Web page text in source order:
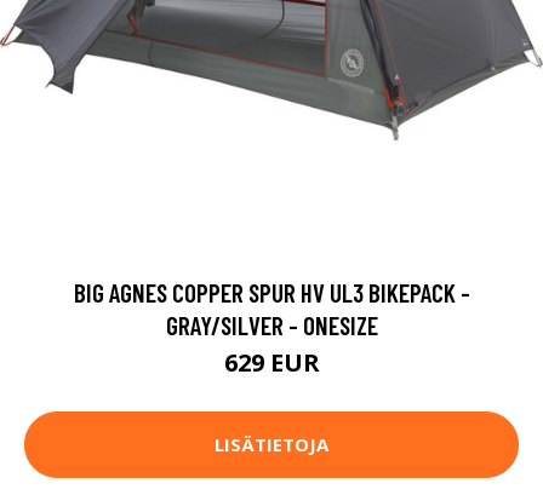
BIG AGNES COPPER SPUR HV UL3 BIKEPACK -
GRAY/SILVER - ONESIZE
629 EUR
LISÄTIETOJA